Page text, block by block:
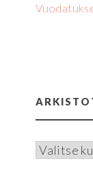
Arkistot